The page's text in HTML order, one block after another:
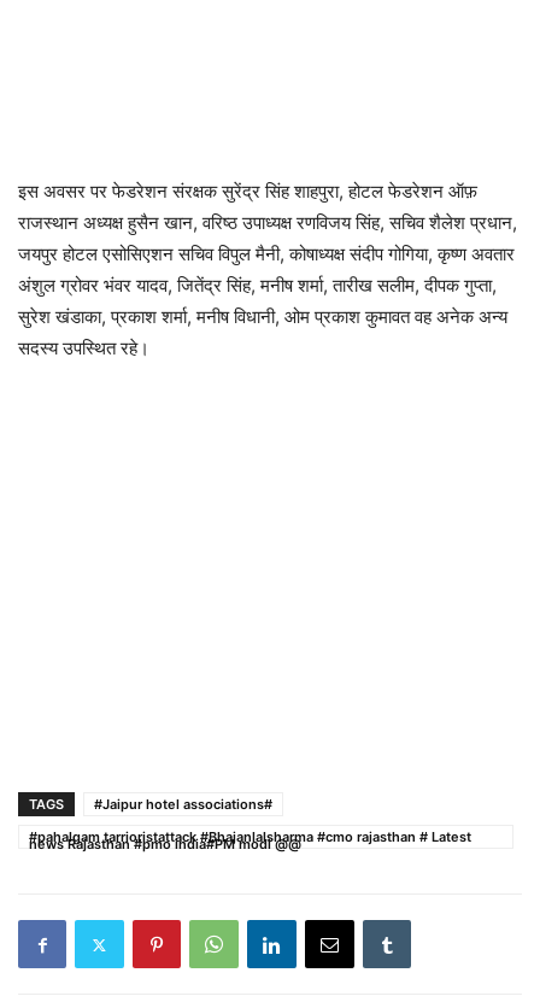
इस अवसर पर फेडरेशन संरक्षक सुरेंद्र सिंह शाहपुरा, होटल फेडरेशन ऑफ़
राजस्थान अध्यक्ष हुसैन खान, वरिष्ठ उपाध्यक्ष रणविजय सिंह, सचिव शैलेश प्रधान,
जयपुर होटल एसोसिएशन सचिव विपुल मैनी, कोषाध्यक्ष संदीप गोगिया, कृष्ण अवतार
अंशुल ग्रोवर भंवर यादव, जितेंद्र सिंह, मनीष शर्मा, तारीख सलीम, दीपक गुप्ता,
सुरेश खंडाका, प्रकाश शर्मा, मनीष विधानी, ओम प्रकाश कुमावत वह अनेक अन्य
सदस्य उपस्थित रहे।
TAGS
#Jaipur hotel associations#
#pahalgam tarrioristattack #Bhajanlalsharma #cmo rajasthan # Latest
news Rajasthan #pmo india#PM modi @@